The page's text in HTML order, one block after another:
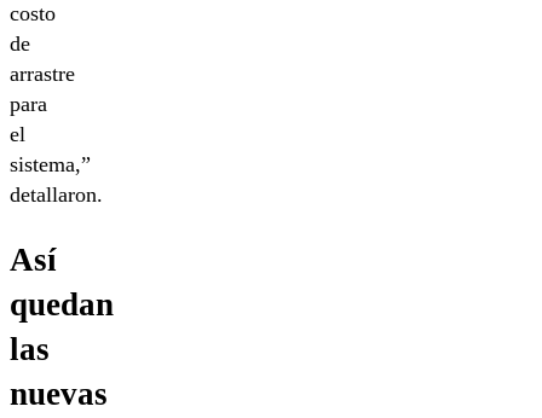
costo
de
arrastre
para
el
sistema,”
detallaron.
Así
quedan
las
nuevas